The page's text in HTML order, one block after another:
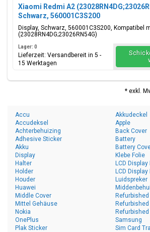
Xiaomi Redmi A2
Schwarz, 560001C3S200
Display, Schwarz, 560001C3S200, Kompatibel
(23028RN4DG;23026RN54G)
Lager: 0
Lieferzeit: Versandbereit in 5 -
15 Werktagen
* exkl.
Accu
Accudeksel
Achterbehuizing
Adhesive Sticker
Akku
Akkudeckel
Apple
Back Cover
Battery
Battery
Display
Halter
Holder
Houder
Huawei
Klebe Folie
LCD Display
LCD
Luidspreker
Middle Cover
Mittel Gehäuse
Nokia
OnePlus
Plak Sticker
Samsung
Sim Card